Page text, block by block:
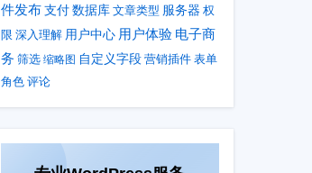
件发布支付数据库 文章类型 服务器 权
限 深入理解 用户中心 用户体验 电子商
务 筛选 缩略图 自定义字段 营销插件 表单
角色 评论